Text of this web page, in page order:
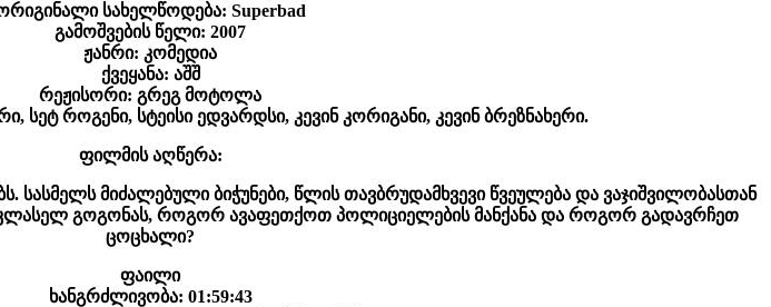
სახელწოდება: Superbad
გამოშვების წელი: 2007
ჟანრი: კომედია
ქვეყანა: აშშ
რეჟისორი: გრეგ მოტოლა
როგენი, სტეისი ედვარდსი, კევინ კორიგანი, კევინ ბრეზნახერი.
ფილმის აღწერა:
სასმელს მიძალებული ბიჭუნები, წლის თავბრუდამხვევი წვეულება და ვაჯიშვილობასთან
გოგონას, როგორ ავაფეთქოთ პოლიციელების მანქანა და როგორ გადავრჩეთ
ცოცხალი?
ფაილი
ხანგრძლივობა: 01:59:43